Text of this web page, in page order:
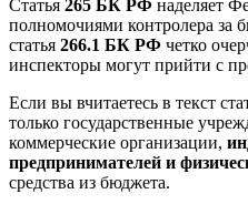
Статья 265 БК РФ наделяет
полномочиями контролера
статья 266.1 БК РФ четко
инспекторы могут прийти с
Если вы вчитаетесь в текст
только государственные
коммерческие организации,
предпринимателей и
средства из бюджета.